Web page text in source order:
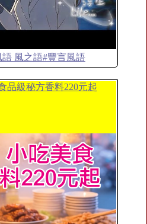
風之語#豐言風語
品級秘方香料220元起